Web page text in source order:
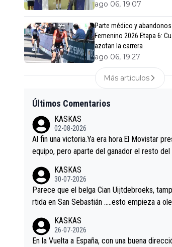
ago 06, 19:07
Parte médico y
Femenino 2026 Etapa 6:
azotan la carrera
ago 06, 19:27
Más articulos
Últimos Comentarios
KASKAS
02-08-2026
Al fin una victoria.Ya era hora.El Movistar
equipo, pero aparte del ganador el resto
es.La única buena noticia es la mejoría de
ebastian.Si en la Vuelta a Burgos sigue la
ener alguna sorpresa en la Vuelta.Ojalá.
KASKAS
30-07-2026
Parece que el belga Cian Uijtdebroeks,
rtida en San Sebastián …..esto empieza a
KASKAS
26-07-2026
En la Vuelta a España, con una buena